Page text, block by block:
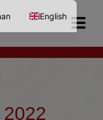
English